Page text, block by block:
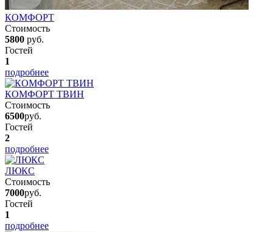
КОМФОРТ
Стоимость
5800 руб.
Гостей
1
подробнее
КОМФОРТ ТВИН
Стоимость
6500руб.
Гостей
2
подробнее
ЛЮКС
Стоимость
7000руб.
Гостей
1
подробнее